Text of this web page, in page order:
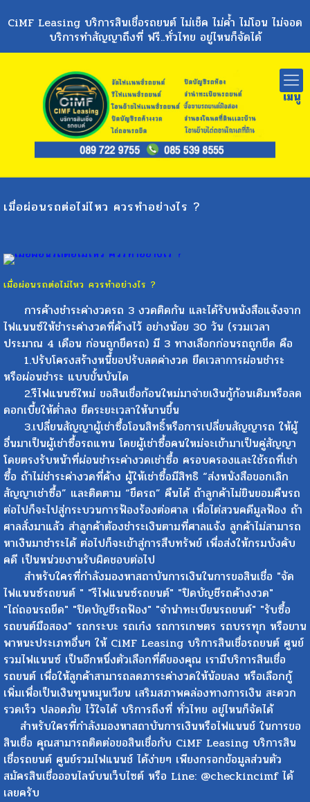
CiMF Leasing บริการสินเชื่อรถยนต์ ไม่เช็ค ไม่ค้ำ ไม่โอน ไม่จอด
บริการทำสัญญาถึงที่ ฟรี..ทั่วไทย อยู่ไหนก็จัดได้
เมื่อผ่อนรถต่อไม่ไหว ควรทำอย่างไร ?
เมื่อผ่อนรถต่อไม่ไหว ควรทำอย่างไร ?
การค้างชำระค่างวดรถ 3 งวดติดกัน และได้รับหนังสือแจ้งจาก
ไฟแนนซ์ให้ชำระค่างวดที่ค้างไว้ อย่างน้อย 30 วัน (รวมเวลา
ประมาณ 4 เดือน ก่อนถูกยึดรถ) มี 3 ทางเลือกก่อนรถถูกยึด คือ
1.ปรับโครงสร้างหนี้ขอปรับลดค่างวด ยืดเวลาการผ่อนชำระ
หรือผ่อนชำระ แบบขั้นบันได
2.รีไฟแนนซ์ใหม่ ขอสินเชื่อก้อนใหม่มาจ่ายเงินกู้ก้อนเดิมหรือลด
ดอกเบี้ยให้ต่ำลง ยืดระยะเวลาให้นานขึ้น
3.เปลี่ยนสัญญาผู้เช่าซื้อโอนสิทธิ์หรือการเปลี่ยนสัญญารถ ให้ผู้
อื่นมาเป็นผู้เช่าซื้อรถแทน โดยผู้เช่าซื้อคนใหม่จะเข้ามาเป็นคู่สัญญา
โดยตรงรับหน้าที่ผ่อนชำระค่างวดเช่าซื้อ ครอบครองและใช้รถที่เช่า
ซื้อ ถ้าไม่ชำระค่างวดที่ค้าง ผู้ให้เช่าซื้อมีสิทธิ “ส่งหนังสือขอกเลิก
สัญญาเช่าซื้อ” และติดตาม “ยึดรถ” คืนได้ ถ้าลูกค้าไม่ยินยอมคืนรถ
ต่อไปก็จะไปสู่กระบวนการฟ้องร้องต่อศาล เพื่อไต่สวนคดีมูลฟ้อง ถ้า
ศาลสั่งมาแล้ว ส่าลูกค้าต้องชำระเงินตามที่ศาลแจ้ง ลูกค้าไม่สามารถ
หาเงินมาชำระได้ ต่อไปก็จะเข้าสู่การสืบทรัพย์ เพื่อส่งให้กรมบังคับ
คดี เป็นหน่วยงานรับผิดชอบต่อไป
สำหรับใครที่กำลังมองหาสถาบันการเงินในการขอสินเชื่อ "จัด
ไฟแนนซ์รถยนต์ " "รีไฟแนนซ์รถยนต์" "ปิดบัญชีรถค้างงวด"
"ไถ่ถอนรถยึด" "ปิดบัญชีรถฟ้อง" "จำนำทะเบียนรถยนต์" "รับซื้อ
รถยนต์มือสอง" รถกระบะ รถเก๋ง รถการเกษตร รถบรรทุก หรือยาน
พาหนะประเภทอื่นๆ ให้ CiMF Leasing บริการสินเชื่อรถยนต์ ศูนย์
รวมไฟแนนซ์ เป็นอีกหนึ่งตัวเลือกที่ดีของคุณ เรามีบริการสินเชื่อ
รถยนต์ เพื่อให้ลูกค้าสามารถลดภาระค่างวดให้น้อยลง หรือเลือกกู้
เพิ่มเพื่อเป็นเงินทุนหมุนเวียน เสริมสภาพคล่องทางการเงิน สะดวก
รวดเร็ว ปลอดภัย ไว้ใจได้ บริการถึงที่ ทั่วไทย อยู่ไหนก็จัดได้
สำหรับใครที่กำลังมองหาสถาบันการเงินหรือไฟแนนช์ ในการขอ
สินเชื่อ คุณสามารถติดต่อขอสินเชื่อกับ CiMF Leasing บริการสิน
เชื่อรถยนต์ ศูนย์รวมไฟแนนช์ ได้ง่ายๆ เพียงกรอกข้อมูลส่วนตัว
สมัครสินเชื่อออนไลน์บนเว็บไซต์ หรือ Line: @checkincimf ได้
เลยครับ